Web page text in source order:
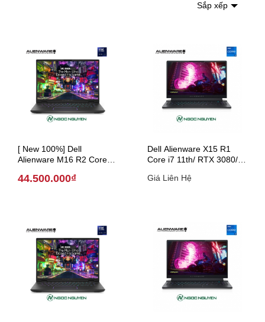
Sắp xếp
[ New 100%] Dell
Alienware M16 R2 Core
16 inch QHD+ ( Model
44.500.000₫
Dell Alienware X15 R1
Core i7 11th/ RTX 3080/
Giá Liên Hệ